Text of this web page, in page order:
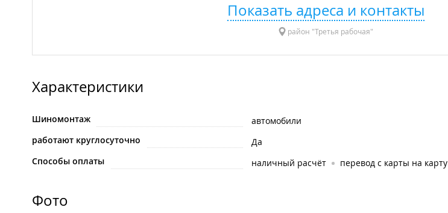
Показать адреса и контакты
район "Третья рабочая"
Характеристики
Шиномонтаж
автомобили
работают круглосуточно
Да
Способы оплаты
наличный расчёт перевод с карты на карту
Фото